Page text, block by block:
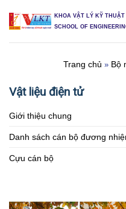
KHOA VẬT LÝ KỸ THUẬT
SCHOOL OF
Trang chủ » Bộ
Vật liệu điện tử
Giới thiệu chung
Danh sách cán bộ đương
Cựu cán bộ